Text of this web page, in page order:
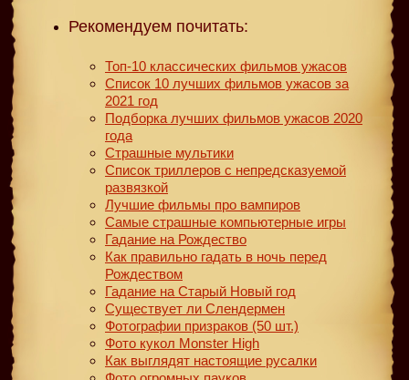
Рекомендуем почитать:
Топ-10 классических фильмов ужасов
Список 10 лучших фильмов ужасов за
2021 год
Подборка лучших фильмов ужасов 2020
года
Страшные мультики
Список триллеров с непредсказуемой
развязкой
Лучшие фильмы про вампиров
Самые страшные компьютерные игры
Гадание на Рождество
Как правильно гадать в ночь перед
Рождеством
Гадание на Старый Новый год
Существует ли Слендермен
Фотографии призраков (50 шт.)
Фото кукол Monster High
Как выглядят настоящие русалки